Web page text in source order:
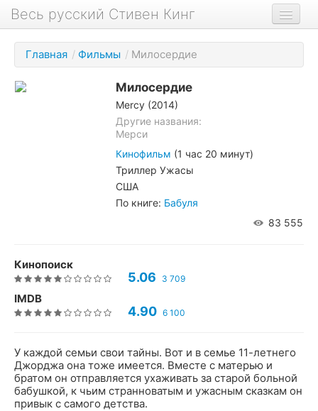
Весь русский Стивен Кинг
Книги
Фильмы
Аудиокниги
Главная / Фильмы / Милосердие
Милосердие
Mercy (2014)
Другие названия:
Мерси
Кинофильм (1 час 20 минут)
Триллер Ужасы
США
По книге: Бабуля
83 555
Кинопоиск
5.06 3 709
IMDB
4.90 6 100
У каждой семьи свои тайны. Вот и в семье 11-летнего
Джорджа она тоже имеется. Вместе с матерью и
братом он отправляется ухаживать за старой больной
бабушкой, к чьим странноватым и ужасным сказкам он
привык с самого детства.